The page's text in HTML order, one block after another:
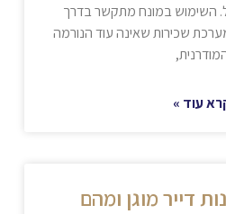
השימוש במונח מתקשר בדרך
שכירות שאינה עוד הנורמה
עוד »
דייר מוגן ומהם